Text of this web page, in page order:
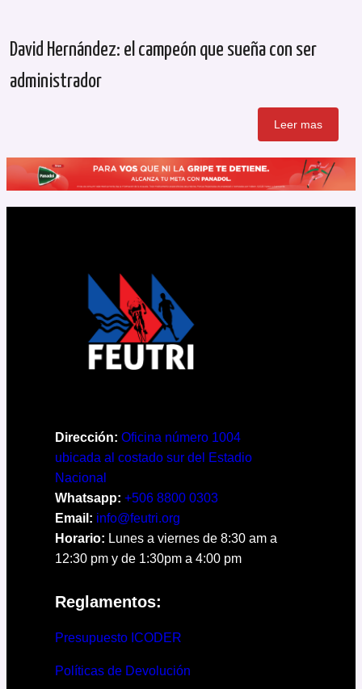
David Hernández: el campeón que sueña con ser
administrador
Leer mas
Dirección: Oficina número 1004
ubicada al costado sur del Estadio
Nacional
Whatsapp: +506 8800 0303
Email: info@feutri.org
Horario: Lunes a viernes de 8:30 am a
12:30 pm y de 1:30pm a 4:00 pm
Reglamentos:
Presupuesto ICODER
Políticas de Devolución